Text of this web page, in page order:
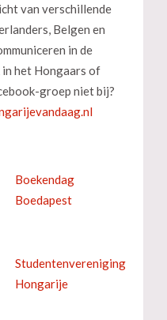
van verschillende
Belgen en
in de
in het Hongaars of
groep niet bij?
Boekendag
Boedapest
Studentenvereniging
Hongarije